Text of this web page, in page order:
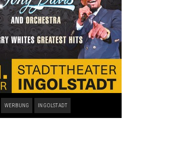
WERBUNG INGOLSTADT